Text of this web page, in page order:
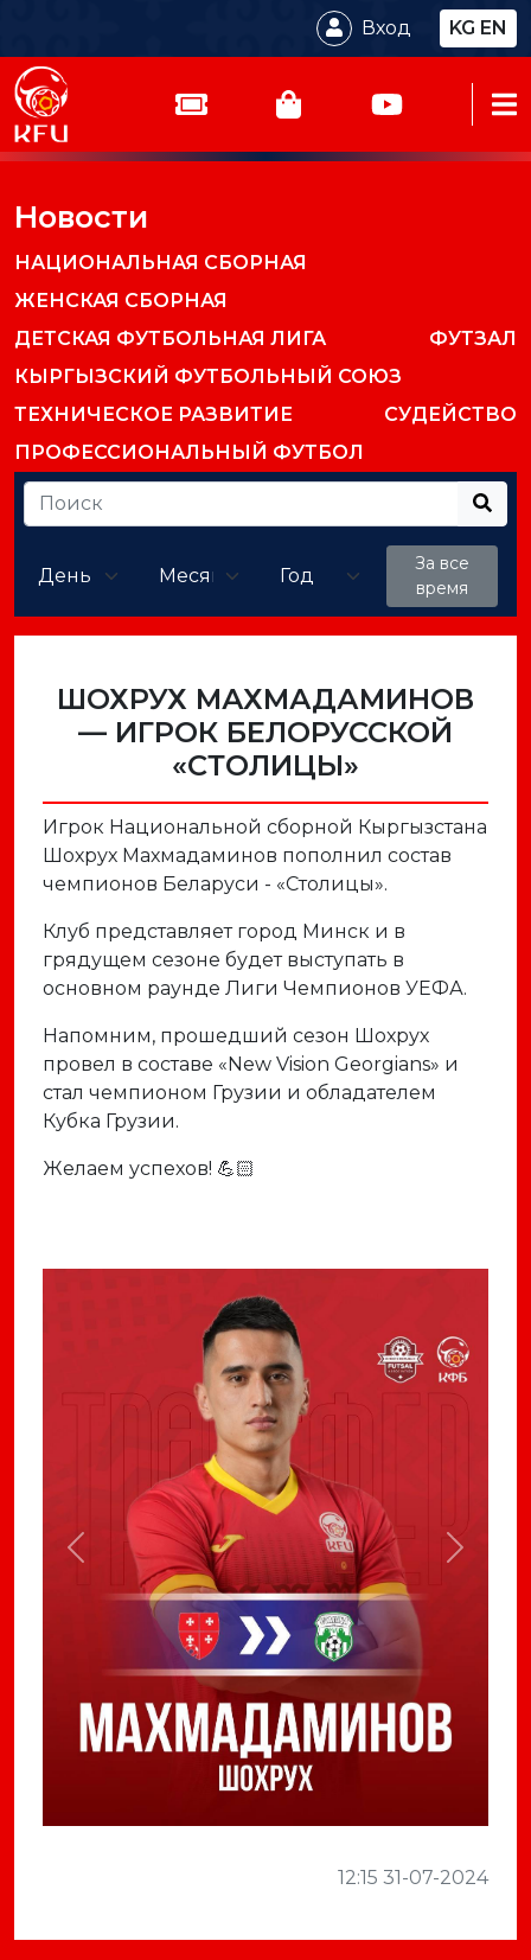
Вход KG EN
Новости
НАЦИОНАЛЬНАЯ СБОРНАЯ
ЖЕНСКАЯ СБОРНАЯ
ДЕТСКАЯ ФУТБОЛЬНАЯ ЛИГА
ФУТЗАЛ
КЫРГЫЗСКИЙ ФУТБОЛЬНЫЙ СОЮЗ
ТЕХНИЧЕСКОЕ РАЗВИТИЕ
СУДЕЙСТВО
ПРОФЕССИОНАЛЬНЫЙ ФУТБОЛ
За все
время
ШОХРУХ МАХМАДАМИНОВ
— ИГРОК БЕЛОРУССКОЙ
«СТОЛИЦЫ»
Игрок Национальной сборной Кыргызстана
Шохрух Махмадаминов пополнил состав
чемпионов Беларуси - «Столицы».
Клуб представляет город Минск и в
грядущем сезоне будет выступать в
основном раунде Лиги Чемпионов УЕФА.
Напомним, прошедший сезон Шохрух
провел в составе «New Vision Georgians» и
стал чемпионом Грузии и обладателем
Кубка Грузии.
Желаем успехов! 💪🏻
Previous Next
12:15 31-07-2024